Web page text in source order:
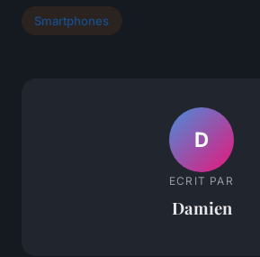
Smartphones
D
ECRIT PAR
Damien